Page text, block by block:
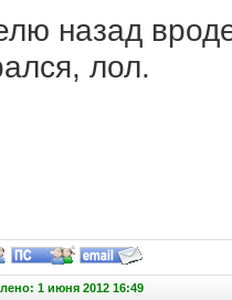
назад
лол.
1 июня 2012 16:49